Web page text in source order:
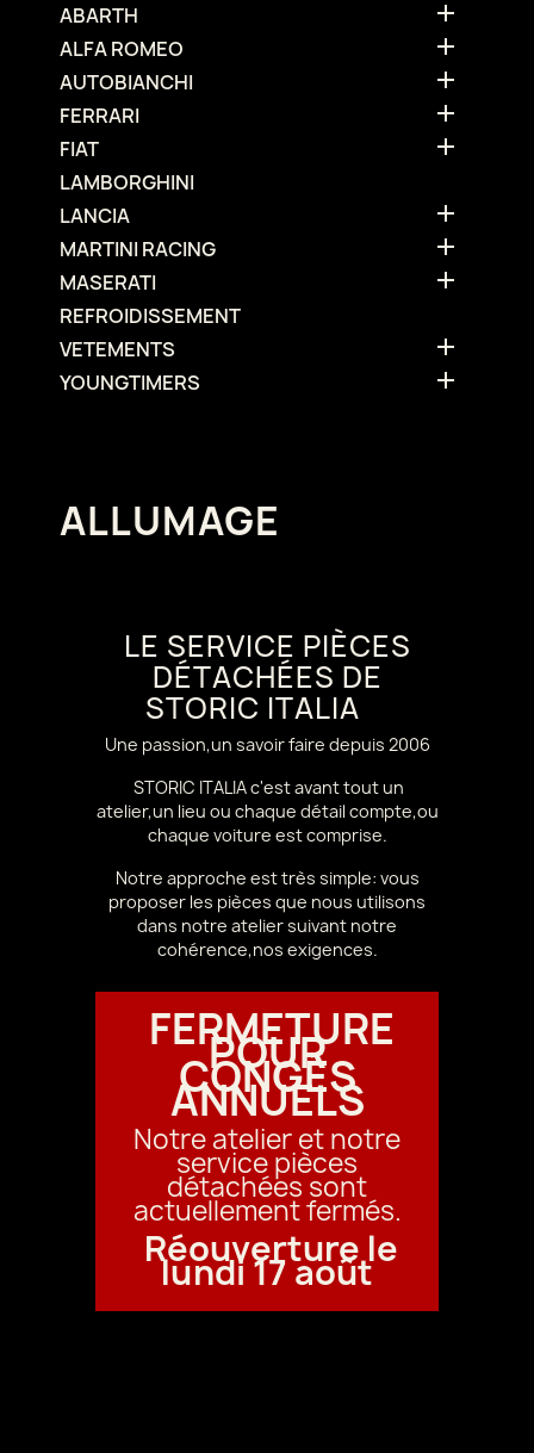
ABARTH 
ALFA ROMEO 
AUTOBIANCHI 
FERRARI 
FIAT 
LAMBORGHINI
LANCIA

MARTINI RACING 
MASERATI 
REFROIDISSEMENT
VETEMENTS

YOUNGTIMERS 
ALLUMAGE
LE SERVICE PIÈCES
DÉTACHÉES DE
STORIC ITALIA
Une passion,un savoir faire depuis 2006
STORIC ITALIA c'est avant tout un
atelier,un lieu ou chaque détail compte,ou
chaque voiture est comprise.
Notre approche est très simple: vous
proposer les pièces que nous utilisons
dans notre atelier suivant notre
cohérence,nos exigences.
FERMETURE
POUR
CONGÉS
ANNUELS
Notre atelier et notre
service pièces
détachées sont
actuellement fermés.
Réouverture le
lundi 17 août